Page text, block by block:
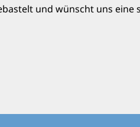
und wünscht uns eine